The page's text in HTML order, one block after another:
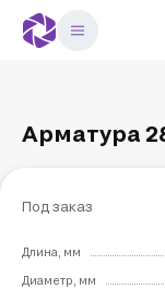
Арматура
Под заказ
Длина, мм
Диаметр, мм